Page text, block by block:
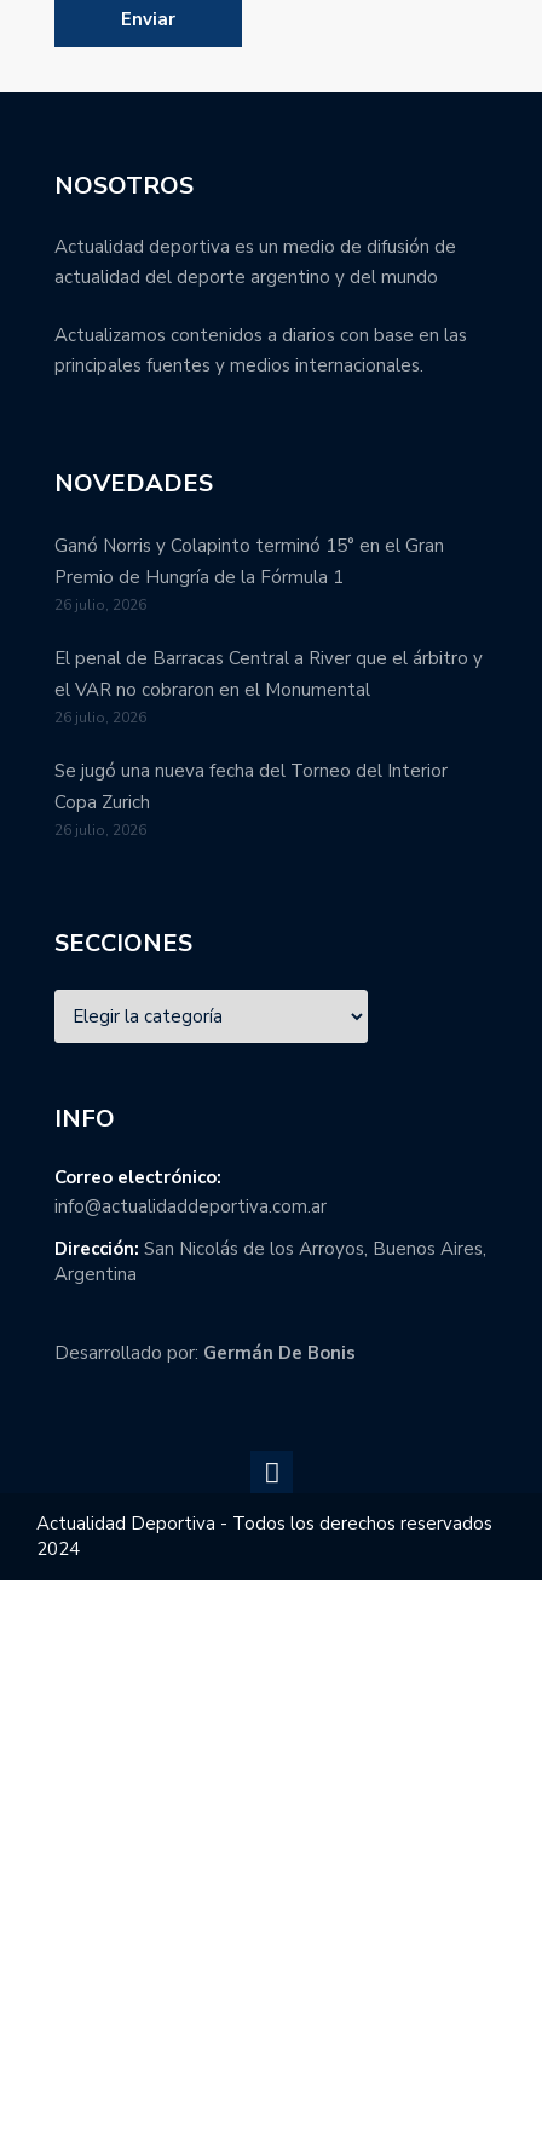
NOSOTROS
Actualidad deportiva es un medio de difusión de
actualidad del deporte argentino y del mundo
Actualizamos contenidos a diarios con base en las
principales fuentes y medios internacionales.
NOVEDADES
Ganó Norris y Colapinto terminó 15° en el Gran
Premio de Hungría de la Fórmula 1
26 julio, 2026
El penal de Barracas Central a River que el árbitro y
el VAR no cobraron en el Monumental
26 julio, 2026
Se jugó una nueva fecha del Torneo del Interior
Copa Zurich
26 julio, 2026
SECCIONES
INFO
Correo electrónico:
info@actualidaddeportiva.com.ar
Dirección: San Nicolás de los Arroyos, Buenos Aires,
Argentina
Desarrollado por: Germán De Bonis
Actualidad Deportiva - Todos los derechos reservados
2024